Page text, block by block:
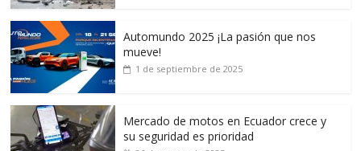
Automundo 2025 ¡La pasión que nos
mueve!
1 de septiembre de 2025
Mercado de motos en Ecuador crece y
su seguridad es prioridad